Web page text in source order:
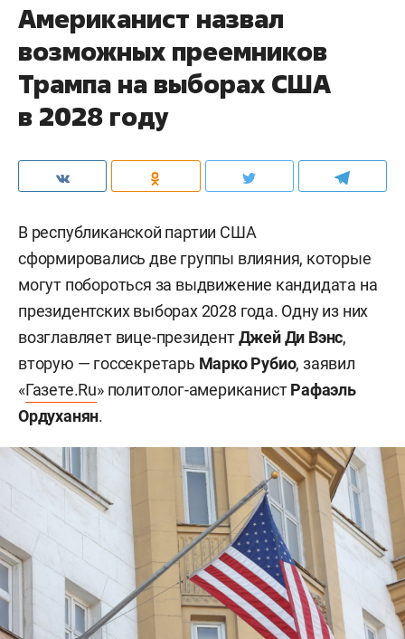
Американист назвал
возможных преемников
Трампа на выборах США
в 2028 году
В республиканской партии США
сформировались две группы влияния, которые
могут побороться за выдвижение кандидата на
президентских выборах 2028 года. Одну из них
возглавляет вице-президентДжей Ди Вэнс,
вторую — госсекретарь Марко Рубио, заявил
«Газете.Ru» политолог-американистРафаэль
Ордуханян.